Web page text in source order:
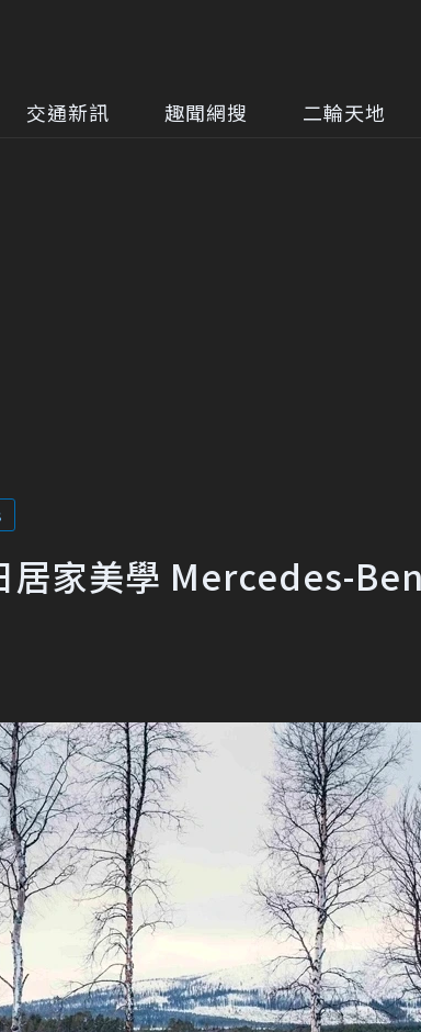
交通新訊 趣聞網搜 二輪天地
居家美學 Mercedes-